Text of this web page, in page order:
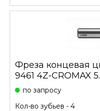
Фреза концевая
9461 4Z-CROMAX
по запросу
Кол-во зубьев - 4